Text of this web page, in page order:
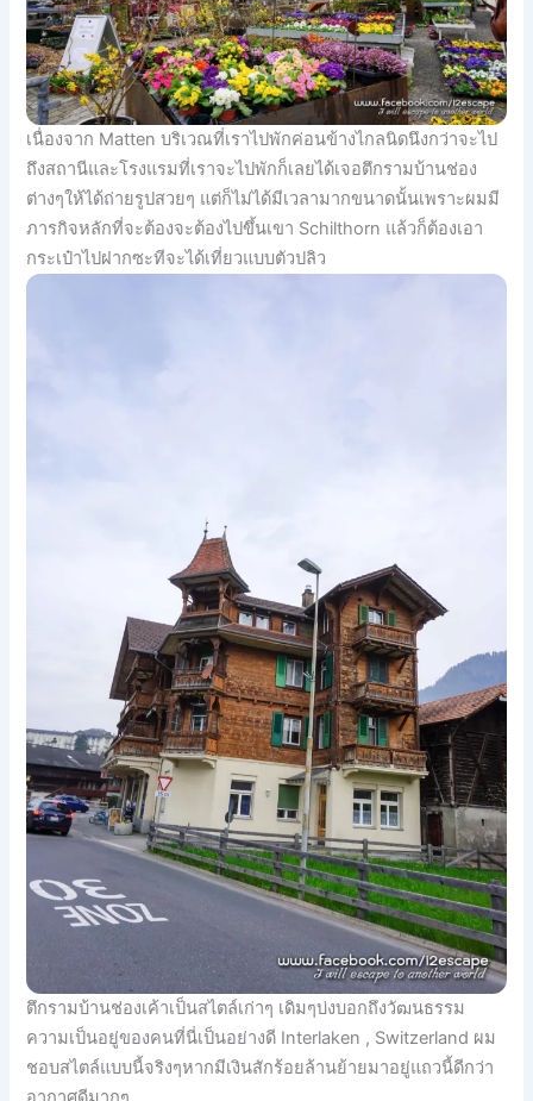
เนื่องจาก Matten บริเวณที่เราไปพักค่อนข้างไกลนิดนึงกว่าจะไป
ถึงสถานีและโรงแรมที่เราจะไปพักก็เลยได้เจอตึกรามบ้านช่อง
ต่างๆให้ได้ถ่ายรูปสวยๆ แต่ก็ไม่ได้มีเวลามากขนาดนั้นเพราะผมมี
ภารกิจหลักที่จะต้องจะต้องไปขึ้นเขา Schilthorn แล้วก็ต้องเอา
กระเป๋าไปฝากซะทีจะได้เที่ยวแบบตัวปลิว
ตึกรามบ้านช่องเค้าเป็นสไตล์เก่าๆ เดิมๆบ่งบอกถึงวัฒนธรรม
ความเป็นอยู่ของคนที่นี่เป็นอย่างดี Interlaken , Switzerland ผม
ชอบสไตล์แบบนี้จริงๆหากมีเงินสักร้อยล้านย้ายมาอยู่แถวนี้ดีกว่า